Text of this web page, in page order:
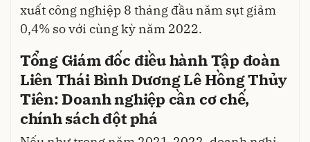
xuất công nghiệp 8 tháng đầu năm sụt giảm
0,4% so với cùng kỳ năm 2022.
Tổng Giám đốc điều hành Tập đoàn
Liên Thái Bình Dương Lê Hồng Thủy
Tiên: Doanh nghiệp cần cơ chế,
chính sách đột phá